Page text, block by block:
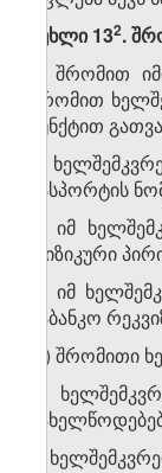
მუხლი 13​2.
1. შრომით
შრომით
პუნქტით
ა)
პასპორტის
ბ) იმ
ფიზიკური
გ) იმ
საბანკო
დ) შრომითი
ე)
ვ)